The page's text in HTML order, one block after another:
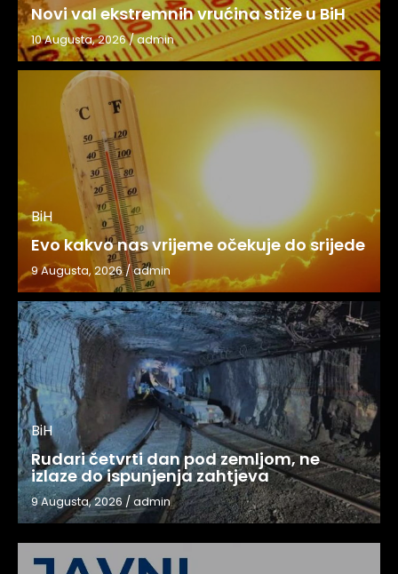
Novi val ekstremnih vrućina stiže u BiH
10 Augusta, 2026/admin
BiH
Evo kakvo nas vrijeme očekuje do srijede
9 Augusta, 2026/admin
BiH
Rudari četvrti dan pod zemljom, ne
izlaze do ispunjenja zahtjeva
9 Augusta, 2026 /admin